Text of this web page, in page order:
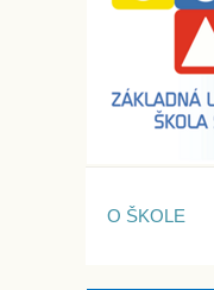
O ŠKOLE